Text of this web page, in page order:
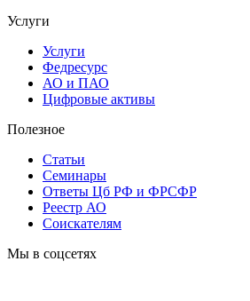
Услуги
Услуги
Федресурс
АО и ПАО
Цифровые активы
Полезное
Статьи
Cеминары
Ответы Цб РФ и ФРСФР
Реестр АО
Соискателям
Мы в соцсетях